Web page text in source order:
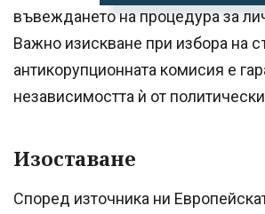
въвеждането на процедура за
Важно изискване при избора на
антикорупционната комисия е
независимостта ѝ от
Изоставане
Според източника ни